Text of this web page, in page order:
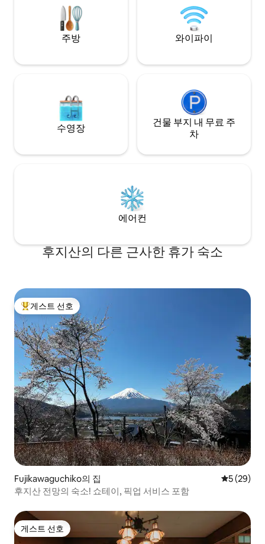
고급스러운 등나무 의자, 인조 잔디, 거대한
파라솔이 있습니다.후지산, 호수, 일출, 일
출, 일출, 별이 빛나는 하늘이 내려다보이는
최고의 자리입니다!겨울의 맑고 밤하늘을
요. 고품질 건축 디자인: 일본의 전문 디자이
에 적합합니다.모두와 함께 요리를 즐길 수
이 있습니다. 🌸 오이시 공원의 아름다운 계
서 라벤더와 수국이 마법처럼 아름답습니
다. 북적거리는 도시에서 벗어나 후지산 기
슭에서 평화로운 시간을 보내세요. 숙박을
그룹) 테이블 로스
용을 원하시면 문의해 주
나 (5500엔/1박 1
석조 창고를 개조
입니다. 사우나 스
다. 후지산의 용암
하여 후지산의 용
효과를 체험해 보
★아침 및 저녁 식
함) (3일 전까지 예
닛 플랜 ②A5 등급
주방 와이파이
수영장
건물 부지 내 무료 주
차
에어컨
후지산의 다른 근사한 휴가 숙소
상위 게스트 선호
게스트 선호
Fujikawaguchiko의 집 평점 5점(5
5 (29)
후지산 전망의 숙소! 쇼테이, 픽업 서비스 포함
게스트 선호
게스트 선호